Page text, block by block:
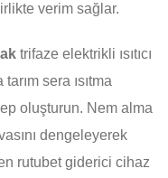
verim sağlar.
trifaze elektrikli ısıtıcı
tarım sera ısıtma
oluşturun. Nem alma
dengeleyerek
rutubet giderici cihaz